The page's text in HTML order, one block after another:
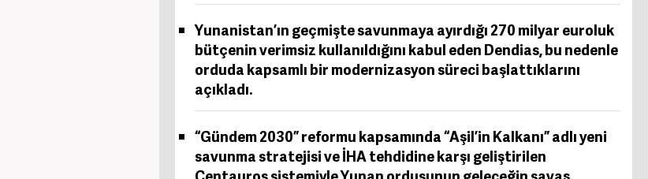
Yunanistan’ın geçmişte savunmaya ayırdığı 270 milyar euroluk
bütçenin verimsiz kullanıldığını kabul eden Dendias, bu nedenle
orduda kapsamlı bir modernizasyon süreci başlattıklarını
açıkladı.
“Gündem 2030” reformu kapsamında “Aşil’in Kalkanı” adlı yeni
savunma stratejisi ve İHA tehdidine karşı geliştirilen